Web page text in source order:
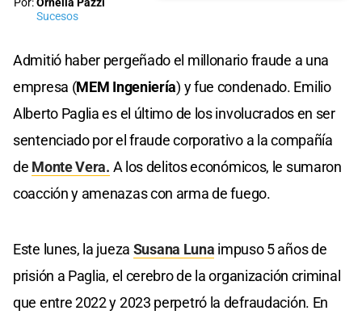
Sucesos
Admitió haber pergeñado el millonario fraude a una
empresa (MEM Ingeniería) y fue condenado. Emilio
Alberto Paglia es el último de los involucrados en ser
sentenciado por el fraude corporativo a la compañía
de Monte Vera. A los delitos económicos, le sumaron
coacción y amenazas con arma de fuego.
Este lunes, la jueza Susana Luna impuso 5 años de
prisión a Paglia, el cerebro de la organización criminal
que entre 2022 y 2023 perpetró la defraudación. En